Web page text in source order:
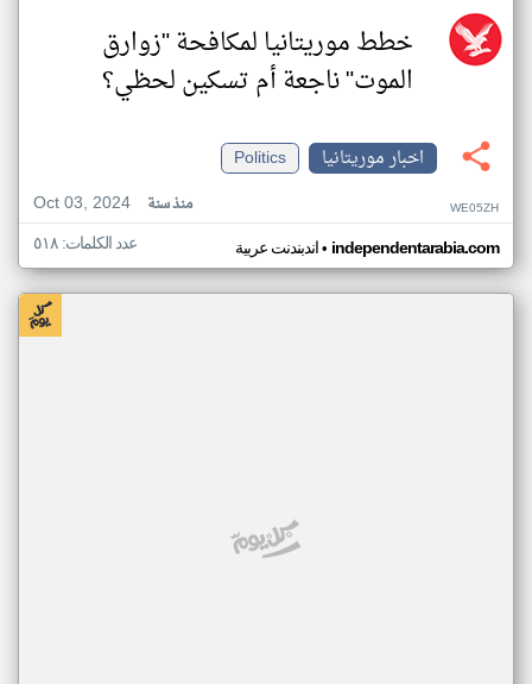
خطط موريتانيا لمكافحة "زوارق
الموت" ناجعة أم تسكين لحظي؟
اخبار موريتانيا
Politics
Oct 03, 2024
منذ سنة WE05ZH
اندبندنت عربية• independentarabia.com عدد الكلمات: ٥١٨